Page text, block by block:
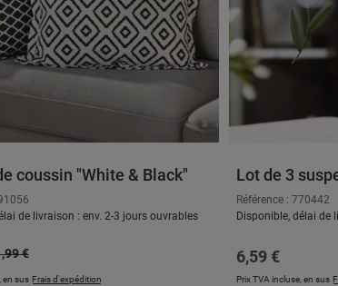
coussin "White & Black"
de livraison : env. 2-3 jours ouvrables
:
régulier :
€
en sus Frais d'expédition
Lot de 3
Référence : 770442
Disponible, délai de
Prix régulier :
6,59 €
Prix TVA incluse, en sus